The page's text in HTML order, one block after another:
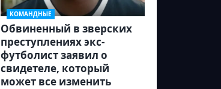
КОМАНДНЫЕ
Обвиненный в зверских
преступлениях экс-
футболист заявил о
свидетеле, который
может все изменить